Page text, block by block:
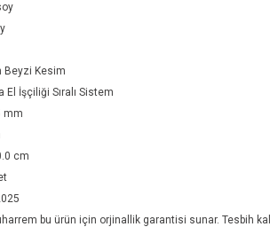
Beyzi Kesim
El İşçiliği Sıralı Sistem
mm
cm
bu ürün için orjinallik garantisi sunar. Tesbih